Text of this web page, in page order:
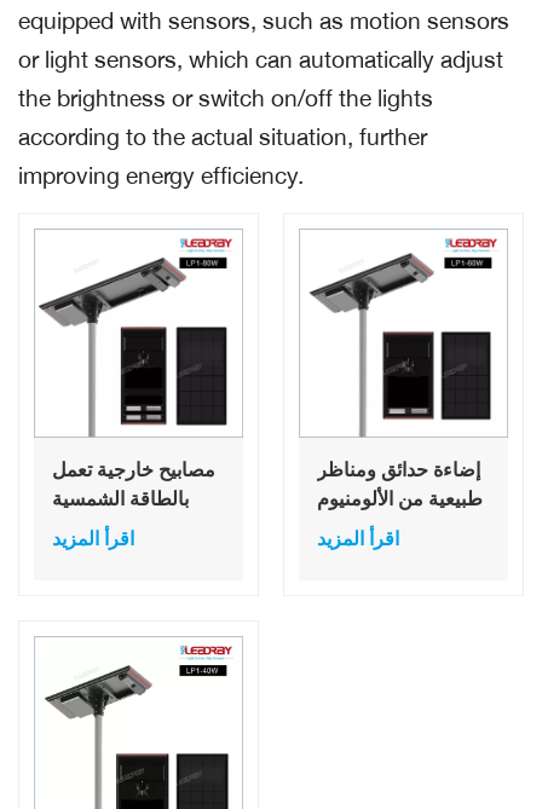
equipped with sensors, such as motion sensors
or light sensors, which can automatically adjust
the brightness or switch on/off the lights
according to the actual situation, further
improving energy efficiency.
مصابيح خارجية تعمل
بالطاقة الشمسية
لمواقف السيارات
الشمسية
اقرأ المزيد
إضاءة حدائق ومناظر
طبيعية من الألومنيوم
لمواقف السيارات
اقرأ المزيد